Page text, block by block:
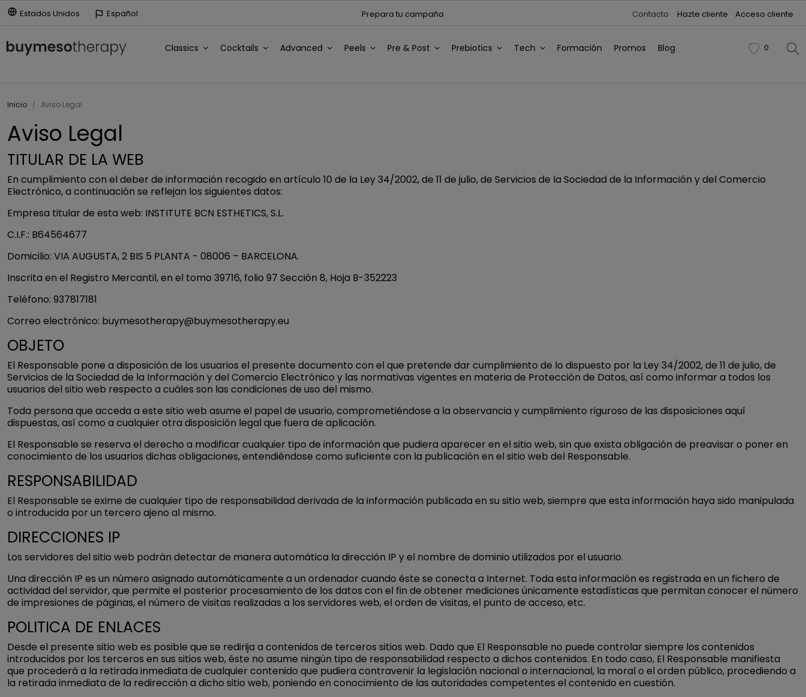
Estados Unidos Español Prepara tu campaña Contacto Hazte cliente Acceso cliente
Classics Cocktails Advanced Peels Pre & Post Prebiotics Tech Formación Promos
Blog
0
Inicio Aviso Legal
Aviso Legal
TITULAR DE LA WEB
En cumplimiento con el deber de información recogido en artículo 10 de la Ley 34/2002, de 11 de julio, de Servicios de la Sociedad de la Información y del Comercio
Electrónico, a continuación se reflejan los siguientes datos:
Empresa titular de esta web: INSTITUTE BCN ESTHETICS, S.L.
C.I.F.: B64564677
Domicilio: VIA AUGUSTA, 2 BIS 5 PLANTA - 08006 – BARCELONA.
Inscrita en el Registro Mercantil, en el tomo 39716, folio 97 Sección 8, Hoja B-352223
Teléfono: 937817181
Correo electrónico: buymesotherapy@buymesotherapy.eu
OBJETO
El Responsable pone a disposición de los usuarios el presente documento con el que pretende dar cumplimiento de lo dispuesto por la Ley 34/2002, de 11 de julio, de
Servicios de la Sociedad de la Información y del Comercio Electrónico y las normativas vigentes en materia de Protección de Datos, así como informar a todos los
usuarios del sitio web respecto a cuáles son las condiciones de uso del mismo.
Toda persona que acceda a este sitio web asume el papel de usuario, comprometiéndose a la observancia y cumplimiento riguroso de las disposiciones aquí
dispuestas, así como a cualquier otra disposición legal que fuera de aplicación.
El Responsable se reserva el derecho a modificar cualquier tipo de información que pudiera aparecer en el sitio web, sin que exista obligación de preavisar o poner en
conocimiento de los usuarios dichas obligaciones, entendiéndose como suficiente con la publicación en el sitio web del Responsable.
RESPONSABILIDAD
El Responsable se exime de cualquier tipo de responsabilidad derivada de la información publicada en su sitio web, siempre que esta información haya sido manipulada
o introducida por un tercero ajeno al mismo.
DIRECCIONES IP
Los servidores del sitio web podrán detectar de manera automática la dirección IP y el nombre de dominio utilizados por el usuario.
Una dirección IP es un número asignado automáticamente a un ordenador cuando éste se conecta a Internet. Toda esta información es registrada en un fichero de
actividad del servidor, que permite el posterior procesamiento de los datos con el fin de obtener mediciones únicamente estadísticas que permitan conocer el número
de impresiones de páginas, el número de visitas realizadas a los servidores web, el orden de visitas, el punto de acceso, etc.
POLITICA DE ENLACES
Desde el presente sitio web es posible que se redirija a contenidos de terceros sitios web. Dado que El Responsable no puede controlar siempre los contenidos
introducidos por los terceros en sus sitios web, éste no asume ningún tipo de responsabilidad respecto a dichos contenidos. En todo caso, El Responsable manifiesta
que procederá a la retirada inmediata de cualquier contenido que pudiera contravenir la legislación nacional o internacional, la moral o el orden público, procediendo a
la retirada inmediata de la redirección a dicho sitio web, poniendo en conocimiento de las autoridades competentes el contenido en cuestión.